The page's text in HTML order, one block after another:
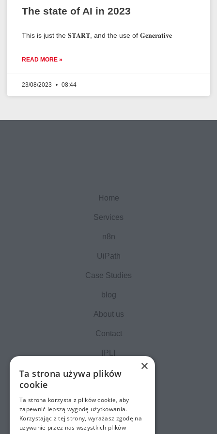
The state of AI in 2023
This is just the 𝐒𝐓𝐀𝐑𝐓, and the use of 𝐆𝐞𝐧𝐞𝐫𝐚𝐭𝐢𝐯𝐞
READ MORE »
23/08/2023 08:44
Home
Services
n8n
UiPath
Case Studies
blog
About us
Contact
[PL]
×
Ta strona używa plików
cookie
Ta strona korzysta z plików cookie, aby
zapewnić lepszą wygodę użytkowania.
Korzystając z tej strony, wyrażasz zgodę na
używanie przez nas wszystkich plików